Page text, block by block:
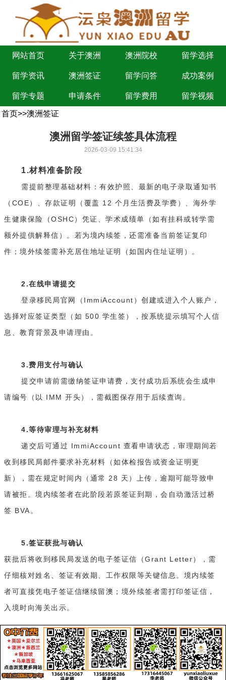
网站首页 关于澳洲 澳洲院校 留学选择
留学资讯 澳洲签证 留学问答 成功案例
留学专题 申请条件 留学费用 留学视频
首页>>澳洲签证
澳洲留学签证续签具体流程
2026-03-09 15:41:34
1.材料准备阶段
需提前整理基础材料：有效护照、最新的电子录取通知书
（COE）、存款证明（覆盖 12 个月生活费及学费）、海外学
生健康保险（OSHC）凭证、学术成绩单（如有挂科或转学需
额外提供解释信）。若为境内续签，还需准备当前签证复印
件；境外续签需补充居住地址证明（如国内住址证明）。
2.在线申请提交
登录移民局官网（ImmiAccount）创建或进入个人账户，
选择对应签证类型（如 500 学生签），按系统提示填写个人信
息、教育背景及申请理由。
3.费用支付与确认
提交申请前需缴纳签证申请费，支付成功后系统会生成申
请编号（以 IMM 开头），需截图保存用于后续查询。
4.等待审理与补充材料
递交后可通过 ImmiAccount 查看申请状态，审理期间若
收到移民局邮件要求补充材料（如体检报告或资金证明更
新），需在规定时间内（通常 28 天）上传，逾期可能导致申
请被拒。境内续签者在此阶段若原签证到期，会自动激活过桥
签 BVA。
5.签证获批与确认
获批后将收到移民局发送的电子签证信（Grant Letter），需
仔细核对姓名、签证有效期、工作权限等关键信息。境内续签
者可直接凭电子签证信继续留澳；境外续签者需打印签证信，
入境时向海关出示。